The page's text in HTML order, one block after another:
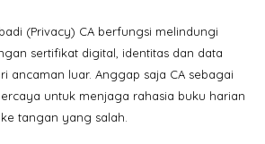
(Privacy) CA berfungsi melindungi
sertifikat digital, identitas dan data
ancaman luar. Anggap saja CA sebagai
untuk menjaga rahasia buku harian
tangan yang salah.